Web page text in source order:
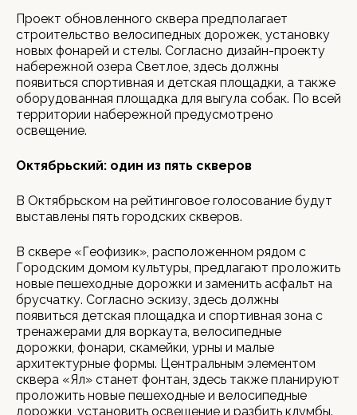
Проект обновленного сквера предполагает
строительство велосипедных дорожек, установку
новых фонарей и стелы. Согласно дизайн-проекту
набережной озера Светлое, здесь должны
появиться спортивная и детская площадки, а также
оборудованная площадка для выгула собак. По всей
территории набережной предусмотрено
освещение.
Октябрьский: один из пять скверов
В Октябрьском на рейтинговое голосование будут
выставлены пять городских скверов.
В сквере «Геофизик», расположенном рядом с
Городским домом культуры, предлагают проложить
новые пешеходные дорожки и заменить асфальт на
брусчатку. Согласно эскизу, здесь должны
появиться детская площадка и спортивная зона с
тренажерами для воркаута, велосипедные
дорожки, фонари, скамейки, урны и малые
архитектурные формы. Центральным элементом
сквера «Ял» станет фонтан, здесь также планируют
проложить новые пешеходные и велосипедные
дорожки, установить освещение и разбить клумбы.